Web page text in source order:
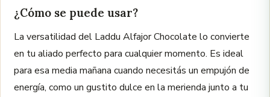
¿Cómo se puede usar?
La versatilidad del Laddu Alfajor Chocolate lo convierte
en tu aliado perfecto para cualquier momento. Es ideal
para esa media mañana cuando necesitás un empujón de
energía, como un gustito dulce en la merienda junto a tu